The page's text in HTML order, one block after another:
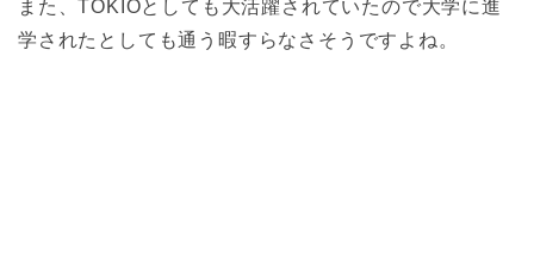
また、TOKIOとしても大活躍されていたので大学に進
学されたとしても通う暇すらなさそうですよね。